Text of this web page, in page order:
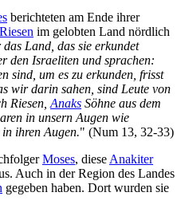
berichteten am Ende ihrer
Riesen im gelobten Land nördlich
Land, das sie erkundet
den Israeliten und sprachen:
sind, um es zu erkunden, frisst
wir darin sahen, sind Leute von
Riesen, Anaks Söhne aus dem
in unsern Augen wie
ihren Augen." (Num 13, 32-33)
Moses, diese Anakiter
Auch in der Region des Landes
gegeben haben. Dort wurden sie